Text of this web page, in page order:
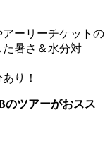
ーリーチケットの
暑さ＆水分対
り！
のツアーがおスス